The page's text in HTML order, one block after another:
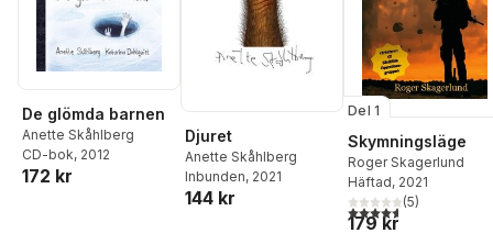
De glömda barnen
Anette Skåhlberg
CD-bok, 2012
172 kr
Djuret
Anette Skåhlberg
Inbunden, 2021
144 kr
Del 1
Skymningsläge
Roger Skagerlund
Häftad, 2021
4,6utav 5 stjärnor.
(5)
179 kr